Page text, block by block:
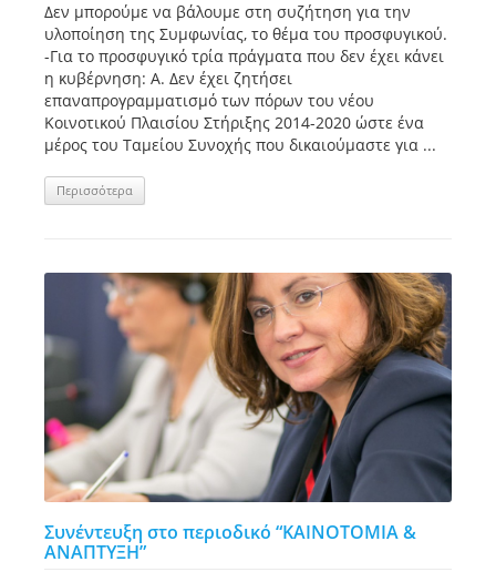
Δεν μπορούμε να βάλουμε στη συζήτηση για την
υλοποίηση της Συμφωνίας, το θέμα του προσφυγικού.
-Για το προσφυγικό τρία πράγματα που δεν έχει κάνει
η κυβέρνηση: Α. Δεν έχει ζητήσει
επαναπρογραμματισμό των πόρων του νέου
Κοινοτικού Πλαισίου Στήριξης 2014-2020 ώστε ένα
μέρος του Ταμείου Συνοχής που δικαιούμαστε για ...
Περισσότερα
Συνέντευξη στο περιοδικό “ΚΑΙΝΟΤΟΜΙΑ &
ΑΝΑΠΤΥΞΗ”